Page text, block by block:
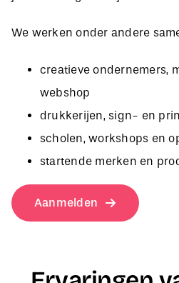
We werken onder andere
webshop
drukkerijen, sign- en
scholen, workshops en
startende merken en